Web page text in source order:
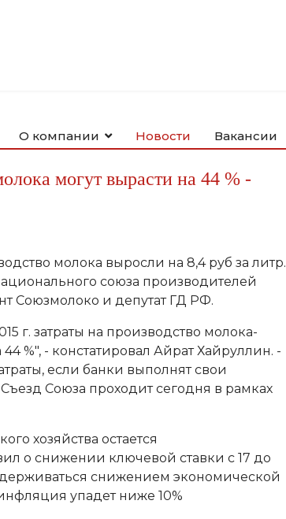
О компании Новости Вакансии
могут вырасти на 44 % -
молока выросли на 8,4 руб за литр.
союза производителей
Союзмолоко и депутат ГД РФ.
г. затраты на производство молока-
44 %", - констатировал Айрат Хайруллин. -
если банки выполнят свои
Союза проходит сегодня в рамках
хозяйства остается
о снижении ключевой ставки с 17 до
снижением экономической
упадет ниже 10%